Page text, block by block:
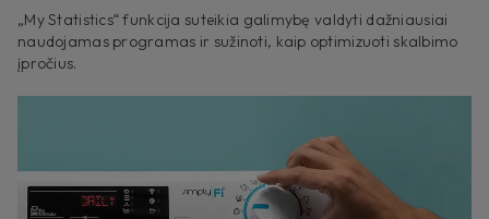
„My Statistics“ funkcija suteikia galimybę valdyti dažniausiai
naudojamas programas ir sužinoti, kaip optimizuoti skalbimo
įpročius.